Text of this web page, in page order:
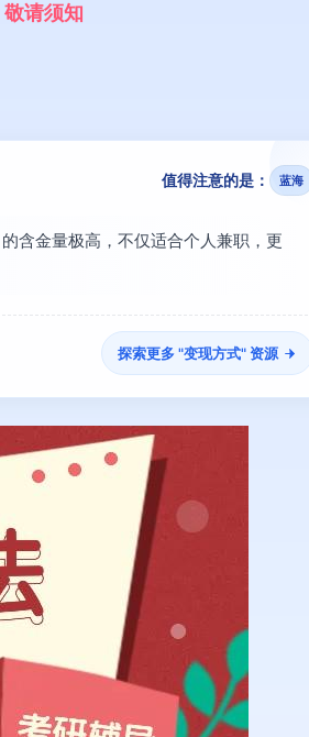
敬请须知
值得注意的是： 蓝海
含金量极高，不仅适合个人兼职，更
探索更多 "变现方式" 资源